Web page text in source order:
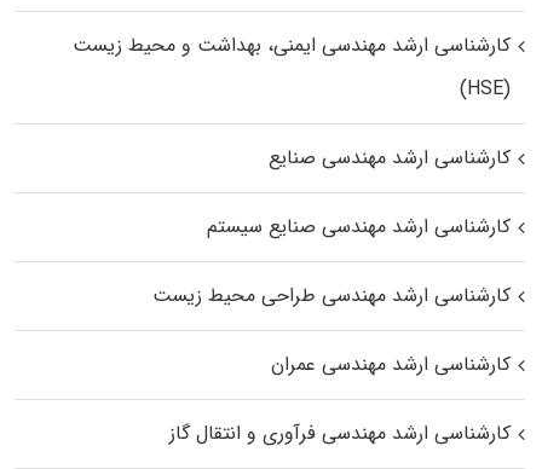
کارشناسی ارشد مهندسی ایمنی، بهداشت و محیط زیست
(HSE)
کارشناسی ارشد مهندسی صنایع
کارشناسی ارشد مهندسی صنایع سیستم
کارشناسی ارشد مهندسی طراحی محیط زیست
کارشناسی ارشد مهندسی عمران
کارشناسی ارشد مهندسی فرآوری و انتقال گاز